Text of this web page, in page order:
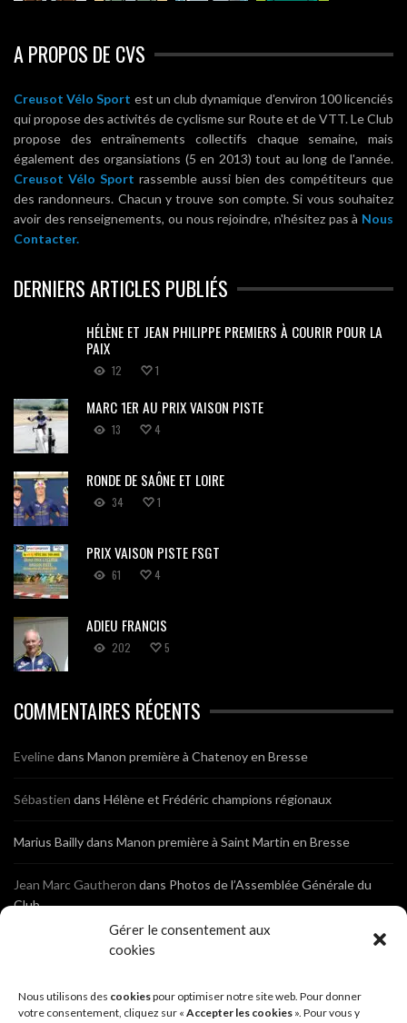
Gérer le consentement aux
cookies
Nous utilisons des cookiespour optimiser notre site web. Pour donner
votre consentement, cliquez sur « Accepter les cookies ». Pour vous y
A PROPOS DE CVS
Creusot Vélo Sport est un club dynamique d'environ 100 licenciés
qui propose des activités de cyclisme sur Route et de VTT. Le Club
propose des entraînements collectifs chaque semaine, mais
également des organsiations (5 en 2013) tout au long de l'année.
Creusot Vélo Sport rassemble aussi bien des compétiteurs que
des randonneurs. Chacun y trouve son compte. Si vous souhaitez
avoir des renseignements, ou nous rejoindre, n'hésitez pas à Nous
Contacter.
DERNIERS ARTICLES PUBLIÉS
HÉLÈNE ET JEAN PHILIPPE PREMIERS À COURIR POUR LA
PAIX
12 1
MARC 1ER AU PRIX VAISON PISTE
13 4
RONDE DE SAÔNE ET LOIRE
34 1
PRIX VAISON PISTE FSGT
61 4
ADIEU FRANCIS
202 5
COMMENTAIRES RÉCENTS
Evelinedans Manon première à Chatenoy en Bresse
Sébastien dans Hélène et Frédéric champions régionaux
Marius Baillydans Manon première à Saint Martin en Bresse
Jean Marc Gautheron dans Photos de l’Assemblée Générale du
Club
Photos de l’Assemblée Générale du Club
Sébastien dans Cyclocross de Brochon (21)